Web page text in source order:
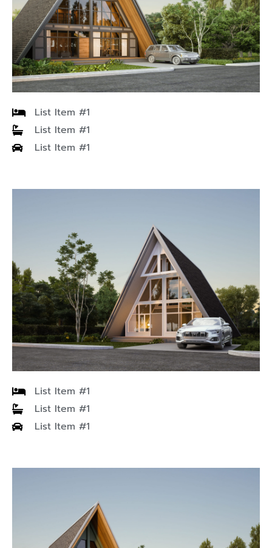
3.แบบฟอร์มยื่นขออนุญาตปลูกสร้าง ข.1
4.หนังสือรับรองของผู้ประกอบวิชาชีพสถาปัตยกรรม (รับรอง
แบบที่ทำการยื่นขออนุญาต)
5.หนังสือรับรองของผู้ประกอบวิชาชีพวิศวกรรม (รับรองแบบ
บริการเสริมตรวจสอบงานที่โครงการ
ตรวจงานที่โครงการ 5,000 บาท / ครั้ง (เฉพาะในเขต
Creator เท่านั้น****
บริการควบคุมงานออนไลน์
ให้คำปรึกษาโดยการตอบข้อซักถามและติดตามงานผ่าน
ระบบออนไลน์ (Online)
คิดค่าบริการ 10,000 บาท ต่อบ้าน 1 หลัง
ผ่าน Line Official
****เฉพาะบ้านที่ก่อสร้างโดยซื้อแบบบ้านจากบริษัท Living
Creator เท่านั้น****
List Item #1
List Item #1
List Item #1
List Item #1
List Item #1
List Item #1